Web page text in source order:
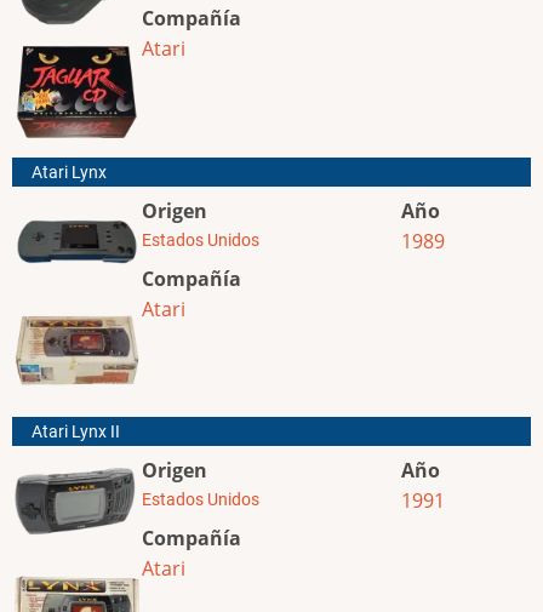
Compañía
Atari
Atari Lynx
Origen
Estados Unidos
Compañía
Atari
Año
1989
Atari Lynx II
Origen
Estados Unidos
Compañía
Atari
Año
1991